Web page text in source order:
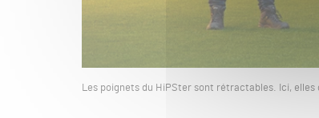
Les poignets du HiPSter sont rétractables. Ici,